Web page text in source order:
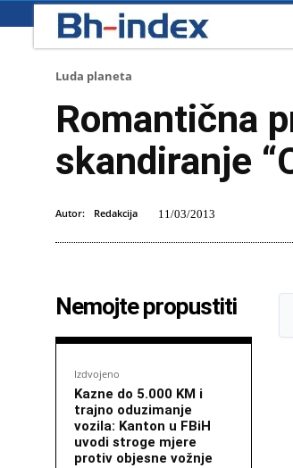
Luda planeta
Romantična
skandiranje
Autor: Redakcija 11/03/2013
Nemojte propustiti
Izdvojeno
Kazne do 5.000 KM i
trajno oduzimanje
vozila: Kanton u FBiH
uvodi stroge mjere
protiv objesne vožnje